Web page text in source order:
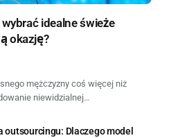
idealne świeże
okazję?
mężczyzny coś więcej niż
niewidzialnej…
outsourcingu: Dlaczego model